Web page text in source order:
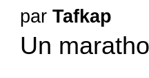
parTafkap
Un